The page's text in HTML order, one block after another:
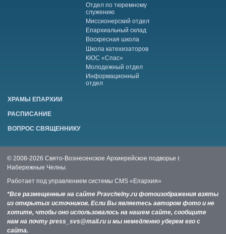
Отдел по тюремному
служению
Миссионерский отдел
Епархиальный склад
Воскресная школа
Школа катехизаторов
КЮС «Спас»
Молодежный отдел
Информационный
отдел
ХРАМЫ ЕПАРХИИ
РАСПИСАНИЕ
ВОПРОС СВЯЩЕННИКУ
© 2008-2026 Свято-Вознесенское Архиерейское подворье г.
Набережные Челны.
Работает под управлением системы CMS «Епархия»
*Все размещенные на сайте Pravchelny.ru фотоизображения взяты
из открытых источников. Если Вы являетесь автором фото и не
хотите, чтобы оно использовалось на нашем сайте, сообщите
нам на почту press_svs@mail.ru и мы немедленно уберем его с
сайта.